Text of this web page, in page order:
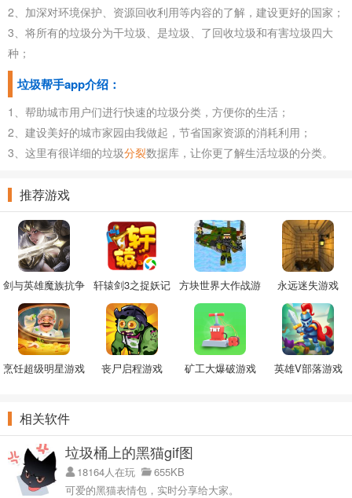
2、加深对环境保护、资源回收利用等内容的了解，建设更好的国家；
3、将所有的垃圾分为干垃圾、是垃圾、了回收垃圾和有害垃圾四大
种；
垃圾帮手app介绍：
1、帮助城市用户们进行快速的垃圾分类，方便你的生活；
2、建设美好的城市家园由我做起，节省国家资源的消耗利用；
3、这里有很详细的垃圾分裂数据库，让你更了解生活垃圾的分类。
推荐游戏
剑与英雄魔族抗争
手游
轩辕剑3之捉妖记 方块世界大作战游
戏
永远迷失游戏
烹饪超级明星游戏 丧尸启程游戏 矿工大爆破游戏 英雄V部落游戏
相关软件
垃圾桶上的黑猫gif图
18164人在玩
655KB
可爱的黑猫表情包，实时分享给大家。